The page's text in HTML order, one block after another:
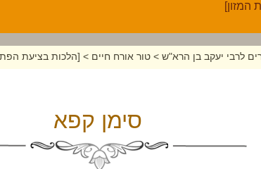
לרבי יעקב בן הרא"ש > טור אורח חיים > [הלכות בציעת
סימן קפא